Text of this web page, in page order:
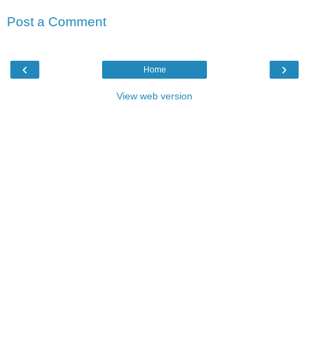
Post a Comment
‹ ›
Home
View web version